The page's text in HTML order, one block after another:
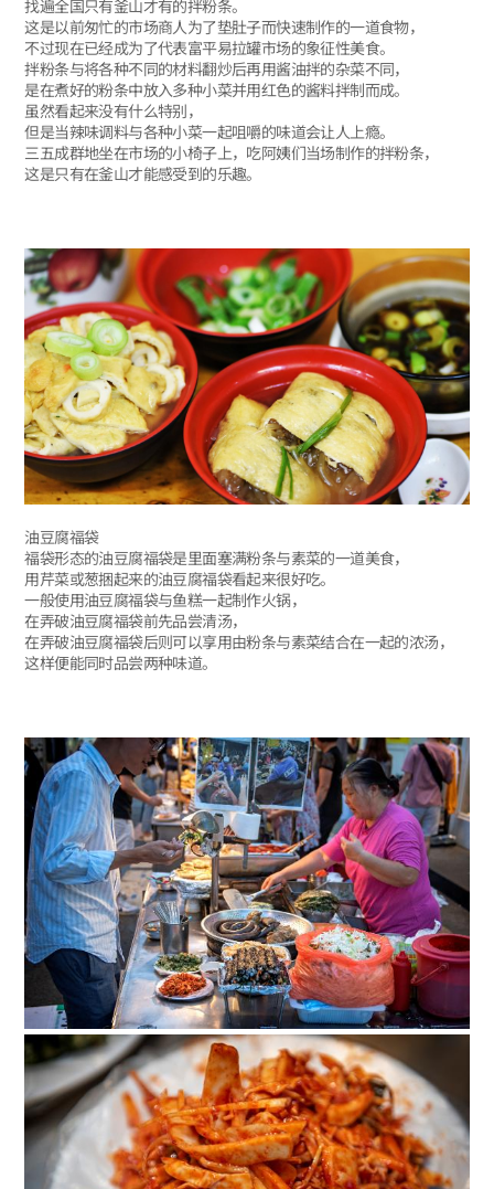
找遍全国只有釜山才有的拌粉条。
这是以前匆忙的市场商人为了垫肚子而快速制作的一道食物，
不过现在已经成为了代表富平易拉罐市场的象征性美食。
拌粉条与将各种不同的材料翻炒后再用酱油拌的杂菜不同，
是在煮好的粉条中放入多种小菜并用红色的酱料拌制而成。
虽然看起来没有什么特别，
但是当辣味调料与各种小菜一起咀嚼的味道会让人上瘾。
三五成群地坐在市场的小椅子上，吃阿姨们当场制作的拌粉条，
这是只有在釜山才能感受到的乐趣。
油豆腐福袋
福袋形态的油豆腐福袋是里面塞满粉条与素菜的一道美食，
用芹菜或葱捆起来的油豆腐福袋看起来很好吃。
一般使用油豆腐福袋与鱼糕一起制作火锅，
在弄破油豆腐福袋前先品尝清汤，
在弄破油豆腐福袋后则可以享用由粉条与素菜结合在一起的浓汤，
这样便能同时品尝两种味道。